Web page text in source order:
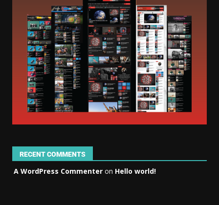
RECENT COMMENTS
A WordPress Commenter on Hello world!